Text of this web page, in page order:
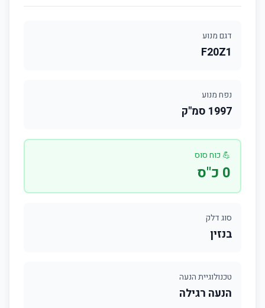
דגם מנוע
F20Z1
נפח מנוע
1997 סמ"ק
💪 כוח סוס
0 כ"ס
סוג דלק
בנזין
טכנולוגיית הנעה
הנעה רגילה